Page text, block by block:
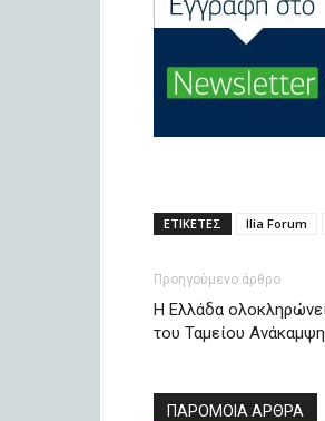
ΕΤΙΚΕΤΕΣ Ilia Forum
Προηγούμενο άρθρο
Η Ελλάδα
του Ταμείου
ΠΑΡΟΜΟΙΑ ΑΡΘΡΑ